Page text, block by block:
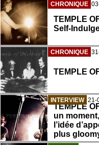
CHRONIQUE
TEMPLE
Self-
CHRONIQUE
TEMPLE
INTERVIEW 21-
TEMPLE
un
l’idée
plus